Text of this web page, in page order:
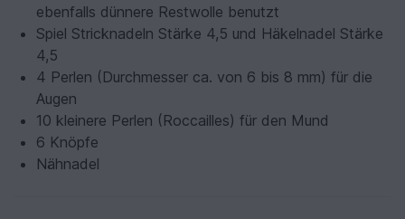
ebenfalls dünnere Restwolle benutzt
Spiel Stricknadeln Stärke 4,5 und Häkelnadel Stärke
4,5
4 Perlen (Durchmesser ca. von 6 bis 8 mm) für die
Augen
10 kleinere Perlen (Roccailles) für den Mund
6 Knöpfe
Nähnadel